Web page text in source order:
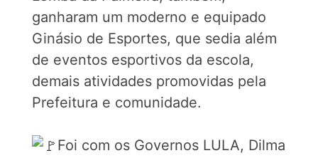
ganharam um moderno e equipado
Ginásio de Esportes, que sedia além
de eventos esportivos da escola,
demais atividades promovidas pela
Prefeitura e comunidade.
Foi com os Governos LULA, Dilma